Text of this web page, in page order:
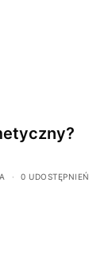
0 UDOSTĘPNIEŃ